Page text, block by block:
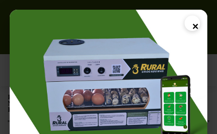
×
Página Inicial |
Nutrição de Codornas: Guia Completo para Melhor Crescimento,
Postura e Produtividade